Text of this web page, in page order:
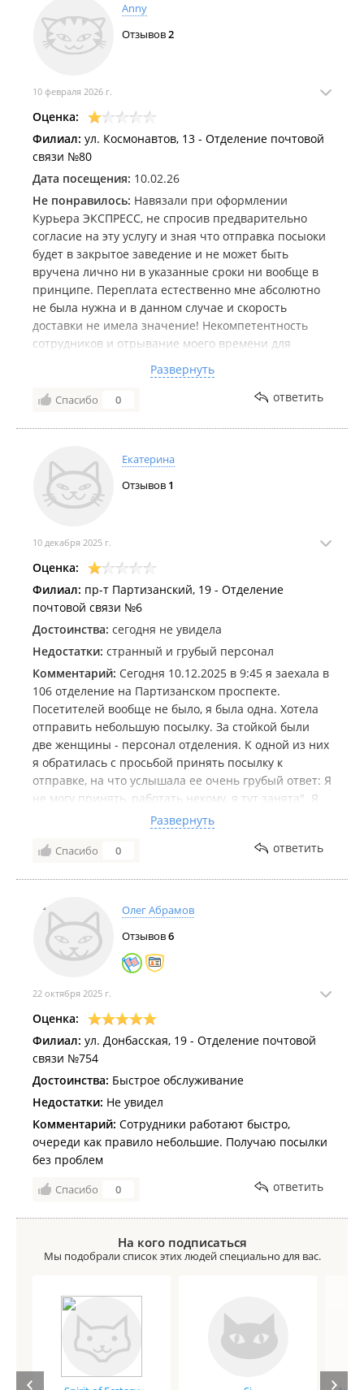
Anny
Отзывов2
10 февраля 2026 г.
Оценка:
Филиал: ул. Космонавтов, 13 - Отделение почтовой
связи №80
Дата посещения: 10.02.26
Не понравилось: Навязали при оформлении
Курьера ЭКСПРЕСС, не спросив предварительно
согласие на эту услугу и зная что отправка посыоки
будет в закрытое заведение и не может быть
вручена лично ни в указанные сроки ни вообще в
принципе. Переплата естественно мне абсолютно
не была нужна и в данном случае и скорость
доставки не имела значение! Некомпетентность
сотрудников и отрывание моего времени для
переплаты и заведомо сокрытие информации.
Хочется сказать мошенники, почти... Будьте
Развернуть
Спасибо 0 ответить
Екатерина
Отзывов 1
10 декабря 2025 г.
Оценка:
Филиал: пр-т Партизанский, 19 - Отделение
почтовой связи №6
Достоинства: сегодня не увидела
Недостатки: странный и грубый персонал
Комментарий: Сегодня 10.12.2025 в 9:45 я заехала в
106 отделение на Партизанском проспекте.
Посетителей вообще не было, я была одна. Хотела
отправить небольшую посылку. За стойкой были
две женщины - персонал отделения. К одной из них
я обратилась с просьбой принять посылку к
отправке, на что услышала ее очень грубый ответ: Я
не могу принять, работать некому, я тут занята". Я
спросила а когда можно отправить? Получила ответ:
"Я не знаю, когда будет персонал, тогда и
отправите, у нас работать некому". Я попросила
делают одолжение. Пожелание персоналу: Будьте
добрее, пожалуйста!
Развернуть
Спасибо 0 ответить
Олег Абрамов
Отзывов6
22 октября 2025 г.
Оценка:
Филиал: ул. Донбасская, 19 - Отделение почтовой
связи №754
Достоинства: Быстрое обслуживание
Недостатки: Не увидел
Комментарий: Сотрудники работают быстро,
очереди как правило небольшие. Получаю посылки
без проблем
Спасибо 0 ответить
На кого подписаться
Мы подобрали список этих людей специально для вас.